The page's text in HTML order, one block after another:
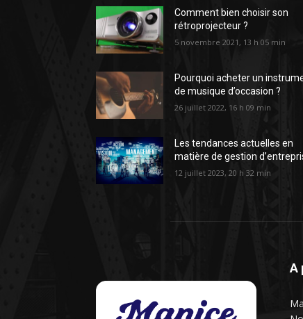
Comment bien choisir son
rétroprojecteur ?
5 novembre 2021, 13 h 05 min
Pourquoi acheter un
de musique d’occasion ?
26 juillet 2022, 16 h 09 min
Les tendances actuelles en
matière de gestion
12 juillet 2023, 20 h 32 min
A